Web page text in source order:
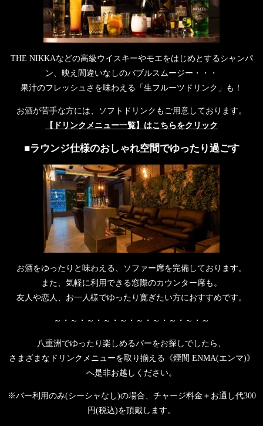
THE NIKKAなどの高級ウイスキーやモエをはじめとするシャンパ
ン、映え間違いなしのバブルスムージー・・・
果汁のフレッシュさを味わえる「生フルーツドリンク」も！
お酒が苦手な方には、ソフトドリンクもご用意しております。
【ドリンクメニュー一覧】はこちらをクリック
■ラウンジ仕様のおしゃれ空間でゆったり過ごす
お酒をゆったりと味わえる、ソファー席を完備しております。
また、気軽に利用できる窓際のカウンター席も。
友人や恋人、お一人様でゆったり寛ぎたい方におすすめです。
～・～・～・～・～・～・～・～・～・～
八重洲でゆったり楽しめるバーをお探しでしたら、
さまざまなドリンクメニューを取り揃える《煙間 ENMA(エンマ)》
へ是非お越しください。
※バー利用のみ(シーシャなし)の場合、チャージ料金＋お通し代300
円(税込)を頂戴します。